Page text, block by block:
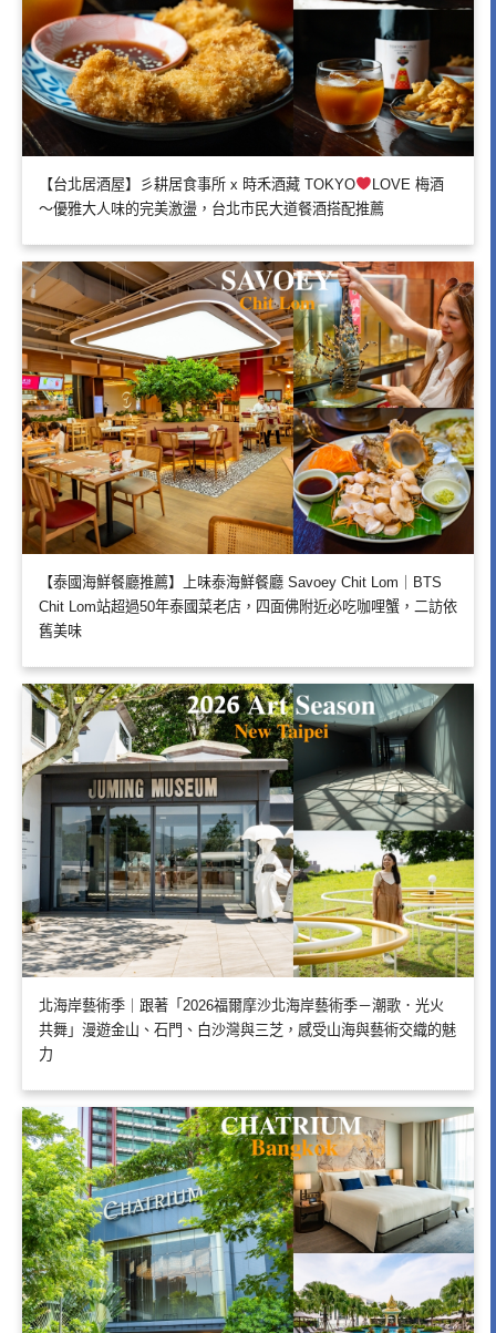
【台北居酒屋】彡耕居食事所 x 時禾酒藏 TOKYO
LOVE 梅酒
～優雅大人味的完美激盪，台北市民大道餐酒搭配推薦
【泰國海鮮餐廳推薦】上味泰海鮮餐廳 Savoey Chit Lom｜BTS
Chit Lom站超過50年泰國菜老店，四面佛附近必吃咖哩蟹，二訪依
舊美味
北海岸藝術季｜跟著「2026福爾摩沙北海岸藝術季－潮歌．光火
共舞」漫遊金山、石門、白沙灣與三芝，感受山海與藝術交織的魅
力